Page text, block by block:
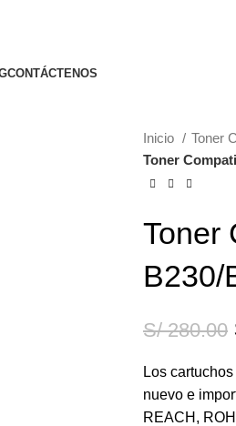
CONTÁCTENOS
Inicio Toner
Toner
Toner
B230/
S/280.00
Los
nuevo e
REACH,